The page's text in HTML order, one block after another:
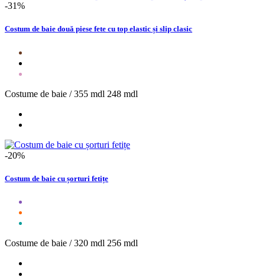
-31%
Costum de baie două piese fete cu top elastic și slip clasic
Costume de baie /355 mdl 248 mdl
-20%
Costum de baie cu șorturi fetițe
Costume de baie /320 mdl 256 mdl